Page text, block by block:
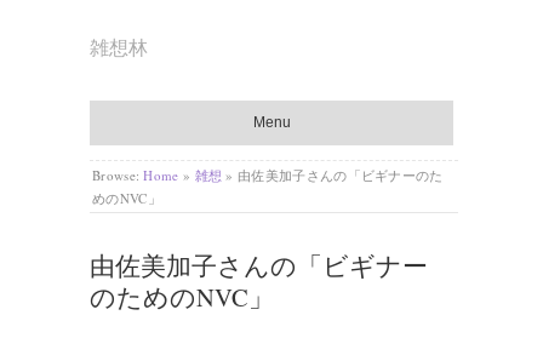
雑想林
Menu
Browse: Home » 雑想 » 由佐美加子さんの「ビギナーのた
めのNVC」
由佐美加子さんの「ビギナー
のためのNVC」